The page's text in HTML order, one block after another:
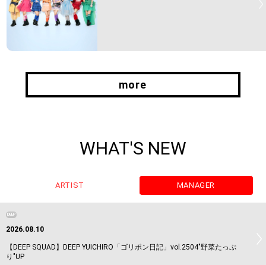
more
WHAT'S NEW
ARTIST MANAGER
DEEP
2026.08.10
【DEEP SQUAD】DEEP YUICHIRO「ゴリポン日記」vol.2504"野菜たっぷ
り"UP